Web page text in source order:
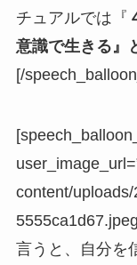
チュアルでは『
意識で生きる』
[/
content/
言うと、自分を